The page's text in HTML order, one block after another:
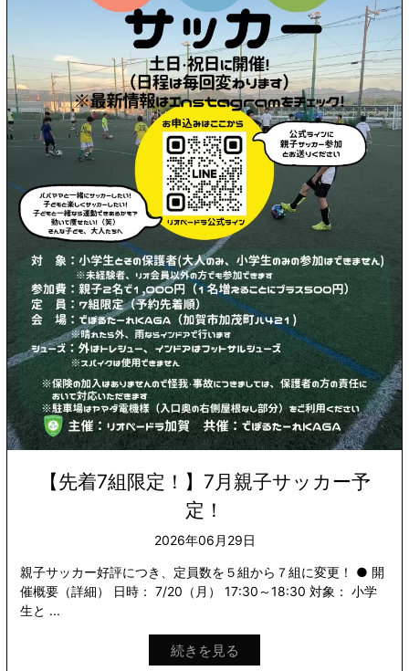
【先着7組限定！】7月親子サッカー予
定！
2026年06月29日
親子サッカー好評につき、定員数を５組から７組に変更！ ● 開
催概要（詳細） 日時： 7/20（月） 17:30～18:30 対象： 小学
生と ...
続きを見る